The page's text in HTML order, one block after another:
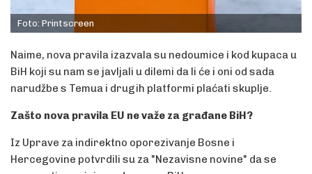
Foto: Printscreen
Naime, nova pravila izazvala su nedoumice i kod kupaca u
BiH koji su nam se javljali u dilemi da li će i oni od sada
narudžbe s Temua i drugih platformi plaćati skuplje.
Zašto nova pravila EU ne važe za građane BiH?
Iz Uprave za indirektno oporezivanje Bosne i
Hercegovine potvrdili su za "Nezavisne novine" da se